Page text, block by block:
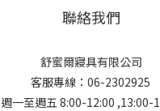
聯絡我們
舒蜜爾寢具有限公司
客服專線：06-2302925
週一至週五 8:00-12:00 ,13:00-